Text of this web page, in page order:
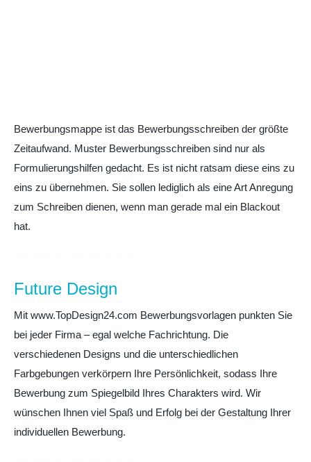
Bewerbungsmappe ist das Bewerbungsschreiben der größte
Zeitaufwand. Muster Bewerbungsschreiben sind nur als
Formulierungshilfen gedacht. Es ist nicht ratsam diese eins zu
eins zu übernehmen. Sie sollen lediglich als eine Art Anregung
zum Schreiben dienen, wenn man gerade mal ein Blackout
hat.
Future Design
Mit www.TopDesign24.com Bewerbungsvorlagen punkten Sie
bei jeder Firma – egal welche Fachrichtung. Die
verschiedenen Designs und die unterschiedlichen
Farbgebungen verkörpern Ihre Persönlichkeit, sodass Ihre
Bewerbung zum Spiegelbild Ihres Charakters wird. Wir
wünschen Ihnen viel Spaß und Erfolg bei der Gestaltung Ihrer
individuellen Bewerbung.